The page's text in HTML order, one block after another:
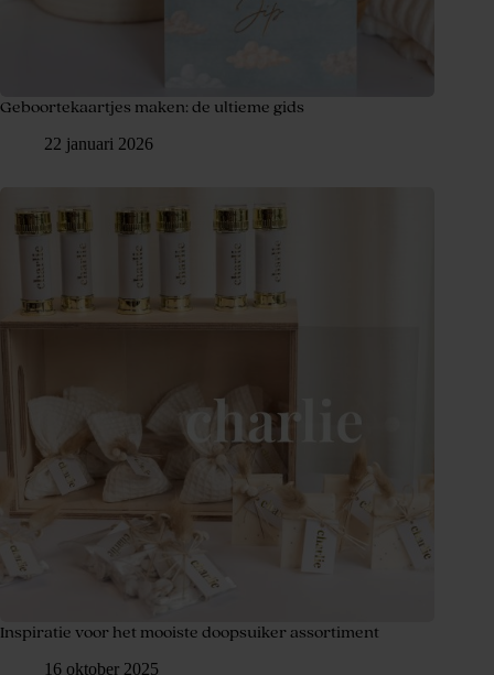
Geboortekaartjes maken: de ultieme gids
22 januari 2026
Inspiratie voor het mooiste doopsuiker assortiment
16 oktober 2025